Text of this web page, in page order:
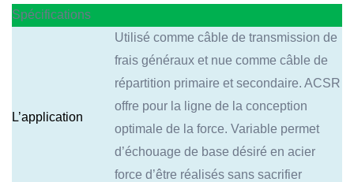
Spécifications
L’application
Utilisé comme câble de transmission de
frais généraux et nue comme câble de
répartition primaire et secondaire. ACSR
offre pour la ligne de la conception
optimale de la force. Variable permet
d’échouage de base désiré en acier
force d’être réalisés sans sacrifier